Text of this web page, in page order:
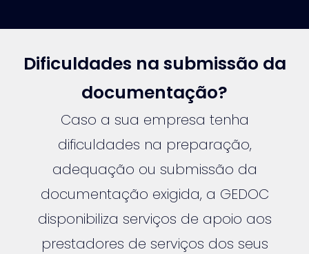
Dificuldades na submissão da
documentação?
Caso a sua empresa tenha
dificuldades na preparação,
adequação ou submissão da
documentação exigida, a GEDOC
disponibiliza serviços de apoio aos
prestadores de serviços dos seus